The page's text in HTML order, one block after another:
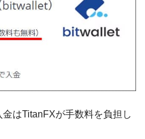
はTitanFXが手数料を負担し